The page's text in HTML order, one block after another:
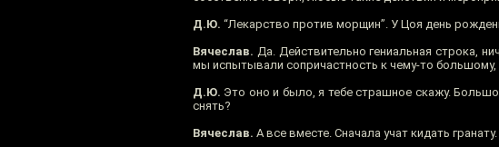
Д.Ю. “Лекарство против морщин”. У Цоя день
Вячеслав. Да. Действительно гениальная строка,
мы испытывали сопричастность к чему-то большому,
Д.Ю. Это оно и было, я тебе страшное скажу.
снять?
Вячеслав. А все вместе. Сначала учат кидать гранату.